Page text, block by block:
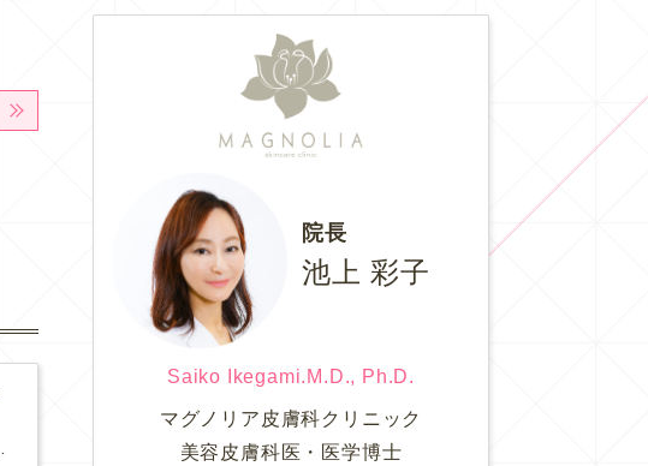
院長
池上 彩子
Saiko Ikegami.M.D., Ph.D.
マグノリア皮膚科クリニック
美容皮膚科医・医学博士